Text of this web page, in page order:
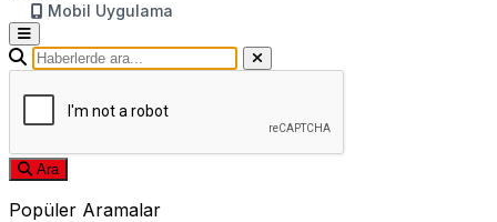
Mobil Uygulama
Ara
Popüler Aramalar